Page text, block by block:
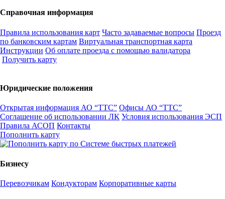
Справочная информация
Правила использования карт Часто задаваемые вопросы Проезд
по банковским картам Виртуальная транспортная карта
Инструкции Об оплате проезда с помощью валидатора
Получить карту
Юридические положения
Открытая информация АО “ТТС” Офисы АО “ТТС”
Соглашение об использовании ЛК Условия использования ЭСП
Правила АСОП Контакты
Пополнить карту
Бизнесу
Перевозчикам Кондукторам Корпоративные карты